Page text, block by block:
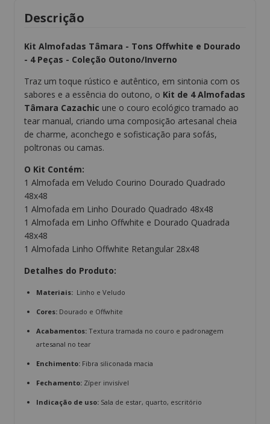
Descrição
Kit Almofadas Tâmara - Tons Offwhite e Dourado
- 4 Peças - Coleção Outono/Inverno
Traz um toque rústico e autêntico, em sintonia com os
sabores e a essência do outono, o Kit de 4 Almofadas
Tâmara Cazachic une o couro ecológico tramado ao
tear manual, criando uma composição artesanal cheia
de charme, aconchego e sofisticação para sofás,
poltronas ou camas.
O Kit Contém:
1 Almofada em Veludo Courino Dourado Quadrado
48x48
1 Almofada em Linho Dourado Quadrado 48x48
1 Almofada em Linho Offwhite e Dourado Quadrada
48x48
1 Almofada Linho Offwhite Retangular 28x48
Detalhes do Produto:
Materiais: Linho e Veludo
Cores: Dourado e Offwhite
Acabamentos: Textura tramada no couro e padronagem
artesanal no tear
Enchimento: Fibra siliconada macia
Fechamento: Zíper invisível
Indicação de uso: Sala de estar, quarto, escritório